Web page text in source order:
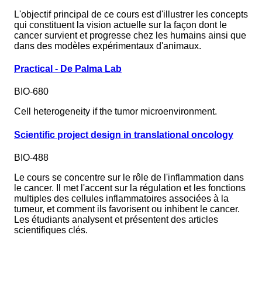
L'objectif principal de ce cours est d'illustrer les concepts
qui constituent la vision actuelle sur la façon dont le
cancer survient et progresse chez les humains ainsi que
dans des modèles expérimentaux d'animaux.
Practical - De Palma Lab
BIO-680
Cell heterogeneity if the tumor microenvironment.
Scientific project design in translational oncology
BIO-488
Le cours se concentre sur le rôle de l'inflammation dans
le cancer. Il met l'accent sur la régulation et les fonctions
multiples des cellules inflammatoires associées à la
tumeur, et comment ils favorisent ou inhibent le cancer.
Les étudiants analysent et présentent des articles
scientifiques clés.